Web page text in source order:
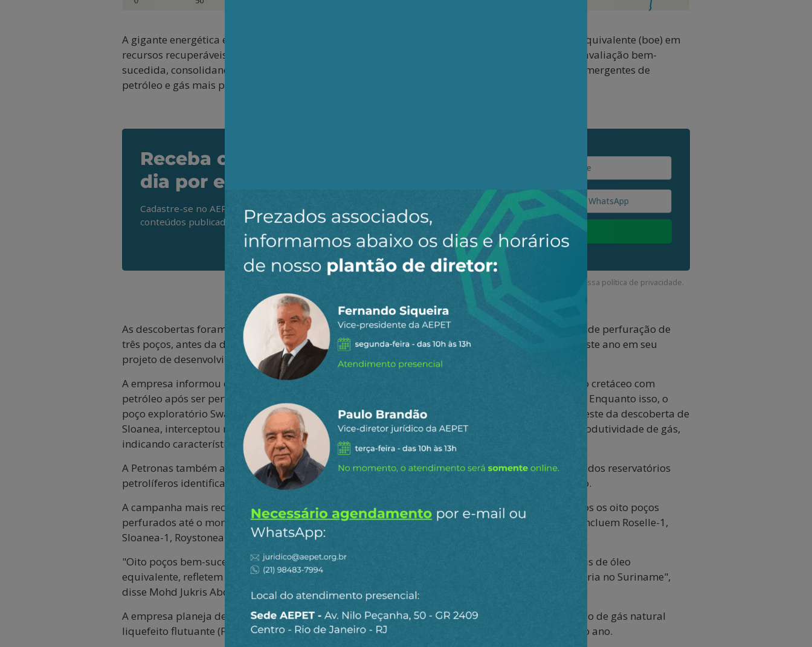
A gigante energética estatal da Malásia, Petronas, encontrou mais de 1 bilhão de barris de óleo equivalente (boe) em
recursos recuperáveis ​​na costa do Suriname, após duas novas descobertas e uma campanha de avaliação bem-
sucedida, consolidando ainda mais o status da nação sul-americana como uma das províncias emergentes de
petróleo e gás mais promissoras do mundo.
Receba os destaques do
dia por e-mail
Cadastre-se no AEPET Direto para receber os principais
conteúdos publicados em nosso site.
Ao clicar em “Cadastrar” você aceita receber nossos e-mails e concorda com a nossa política de privacidade.
As descobertas foram feitas no Bloco 52, onde a Petronas concluiu recentemente uma campanha de perfuração de
três poços, antes da decisão final de investimento (FID, na sigla em inglês) prevista para o final deste ano em seu
projeto de desenvolvimento de Sloanea.
A empresa informou que o poço exploratório Caiman-1 encontrou múltiplos intervalos de arenito cretáceo com
petróleo após ser perfurado em 90 metros de água até uma profundidade total de 5.065 metros. Enquanto isso, o
poço exploratório Swartzia Aspasia Complex-1 (SAC-1), localizado a cerca de oito quilômetros a leste da descoberta de
Sloanea, interceptou reservatórios de arenito com gás. Um teste de formação confirmou a alta produtividade de gás,
indicando características de reservatório de alta qualidade.
A Petronas também avaliou com sucesso o poço Roystonea-2, o que confirmou a extensão lateral dos reservatórios
petrolíferos identificados anteriormente, com os testes indicando um forte potencial de produção.
A campanha mais recente confere à Petronas um histórico impressionante no Bloco 52, onde todos os oito poços
perfurados até o momento resultaram em descobertas ou avaliações bem-sucedidas. Os poços incluem Roselle-1,
Sloanea-1, Roystonea-1, Fusaea-1, Sloanea-2, Caiman-1, SAC-1 e Roystonea-2.
"Oito poços bem-sucedidos no Suriname, com recursos recuperáveis ​​de mais de 1 bilhão de barris de óleo
equivalente, refletem a força de nossas capacidades técnicas, execução disciplinada e forte parceria no Suriname",
disse Mohd Jukris Abdul Wahab, diretor de operações da Petronas.
A empresa planeja desenvolver a descoberta de gás em Sloanea por meio de um projeto integrado de gás natural
liquefeito flutuante (FLNG), com uma decisão final de investimento prevista para antes do final do ano.